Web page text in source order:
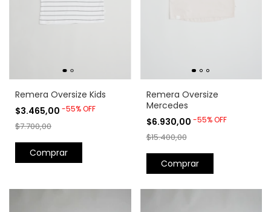
Remera Oversize Kids
$3.465,00 -55%OFF
$7.700,00
Comprar
Remera Oversize
Mercedes
$6.930,00 -55%OFF
$15.400,00
Comprar